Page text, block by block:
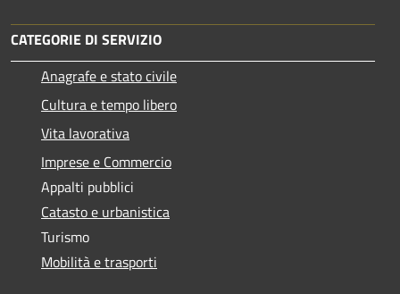
CATEGORIE DI SERVIZIO
Anagrafe e stato civile
Cultura e tempo libero
Vita lavorativa
Imprese e Commercio
Appalti pubblici
Catasto e urbanistica
Turismo
Mobilità e trasporti